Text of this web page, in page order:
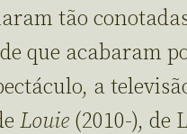
tão
que acabaram
a
Louie (2010-), de